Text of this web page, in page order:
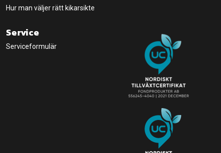
Hur man väljer rätt kikarsikte
Service
Serviceformulär